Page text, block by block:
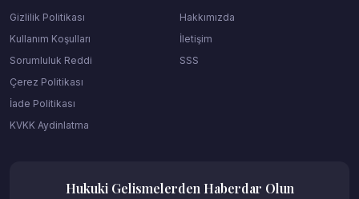
Gizlilik Politikası
Kullanım Koşulları
Sorumluluk Reddi
Çerez Politikası
İade Politikası
KVKK Aydinlatma
Hakkımızda
İletişim
SSS
Hukuki Gelismelerden Haberdar Olun